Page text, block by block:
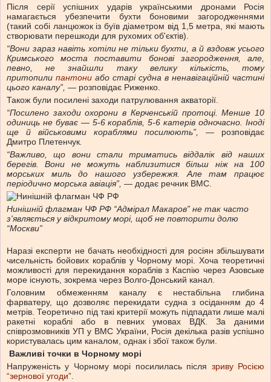
Після серії успішних ударів українськими дронами Росія
намагається убезпечити бухти боновими загородженнями
(такий собі ланцюжок із буїв діаметром від 1,5 метра, які мають
створювати перешкоди для рухомих об'єктів).
“Вони зараз навіть хотіли не тільки бухти, а й вздовж усього
Кримського моста поставити бонові загородження, але,
певно, не знайшли таку велику кількість, тому
притопили пантони або старі судна в ненавігаційній частині
цього каналу”, — розповідає Риженко.
Також були посилені заходи патрулювання акваторії.
“Посилено заходи охорони в Керченській протоці. Менше 10
одиниць не буває —5-6 кораблів, 5-6 катерів одночасно. Іноді
ще й військовими кораблями посилюють”, — розповідає
Дмитро Плетенчук.
“Важливо, що вони стали триматись віддалік від наших
берегів. Вони не можуть наблизитися більш ніж на 100
морських миль до нашого узбережжя. Але там працює
періодично морська авіація”, — додає речник ВМС.
Нинішній флагман ЧФ РФ “Адмірал Макаров” не так часто
з'являється у відкритому морі, щоб не повторити долю
“Москви”
Наразі експерти не бачать необхідності для росіян збільшувати
чисельність бойових кораблів у Чорному морі. Хоча теоретичні
можливості для перекидання кораблів з Каспію через Азовське
море існують, зокрема через Волго-Донський канал.
Головним обмеженням каналу є нестабільна глибина
фарватеру, що дозволяє перекидати судна з осіданням до 4
метрів. Теоретично під такі критерії можуть підпадати лише малі
ракетні кораблі або в певних умовах ВДК. За даними
співрозмовників УП у ВМС України, Росія декілька разів успішно
користувалась цим каналом, однак і збої також були.
Важливі точки в Чорному морі
Напруженість у Чорному морі посилилась після зриву Росією
“зернової угоди”.